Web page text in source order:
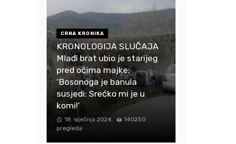
CRNA KRONIKA
KRONOLOGIJA SLUČAJA
Mlađi brat ubio je starijeg
pred očima majke:
‘Bosonoga je banula
susjedi: Srećko mi je u
komi!‘
18. siječnja 2024.
140250
pregleda